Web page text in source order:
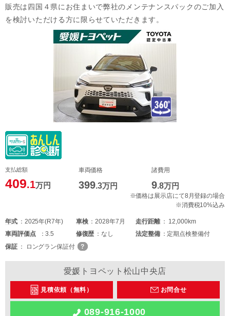
販売は四国４県にお住まいで弊社のメンテナンスパックのご加入
を検討いただける方に限らせていただきます。
支払総額
409.1万円
車両価格
399.3万円
諸費用
9.8万円
※価格は展示店にて8月登録の場合
※消費税10%込み
年式 2025年(R7年) 車検 2028年7月 走行距離
12,000km
車両評価点 3.5 修復歴 なし 法定整備
定期点検整備付
保証
ロングラン保証付
愛媛トヨペット松山中央店
見積依頼（無料） お問合せ
089-916-1000